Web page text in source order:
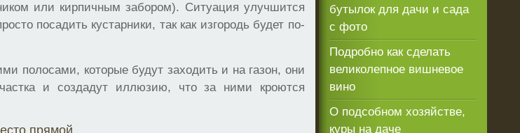
или кирпичным забором). Ситуация улучшится
посадить кустарники, так как изгородь будет по-
полосами, которые будут заходить и на газон, они
и создадут иллюзию, что за ними кроются
прямой
бутылок для дачи и сада
с фото
Подробно как сделать
великолепное вишневое
вино
О подсобном хозяйстве,
куры на даче